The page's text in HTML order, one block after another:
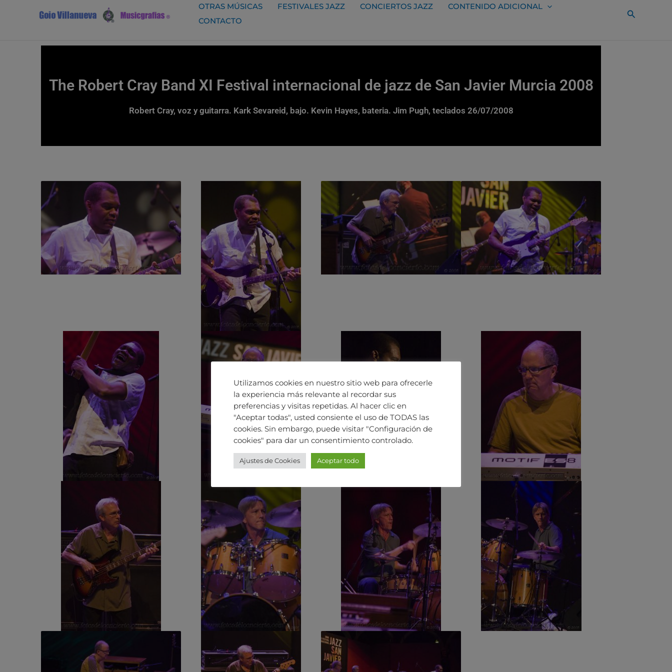
OTRAS MÚSICAS FESTIVALES JAZZ CONCIERTOS JAZZ
CONTENIDO ADICIONAL
CONTACTO
Buscar
The Robert Cray Band XI Festival internacional de jazz de San Javier Murcia 2008
Robert Cray, voz y guitarra. Kark Sevareid, bajo. Kevin Hayes, bateria. Jim Pugh, teclados 26/07/2008
Utilizamos cookies en nuestro sitio web para ofrecerle
la experiencia más relevante al recordar sus
preferencias y visitas repetidas. Al hacer clic en
"Aceptar todas", usted consiente el uso de TODAS las
cookies. Sin embargo, puede visitar "Configuración de
cookies" para dar un consentimiento controlado.
Ajustes de Cookies Aceptar todo